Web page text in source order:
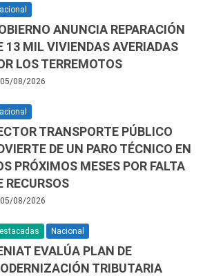
ANUNCIA REPARACIÓN
13 MIL VIVIENDAS AVERIADAS
LOS TERREMOTOS
05/08/2026
TRANSPORTE PÚBLICO
DE UN PARO TÉCNICO EN
PRÓXIMOS MESES POR FALTA
RECURSOS
05/08/2026
Nacional
EVALÚA PLAN DE
TRIBUTARIA